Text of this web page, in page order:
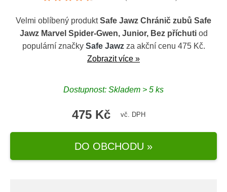
Velmi oblíbený produktSafe Jawz Chránič zubů Safe
Jawz Marvel Spider-Gwen, Junior, Bez příchutiod
populární značky Safe Jawzza akční cenu 475 Kč.
Zobrazit více »
Dostupnost: Skladem > 5 ks
475 Kč vč. DPH
DO OBCHODU »